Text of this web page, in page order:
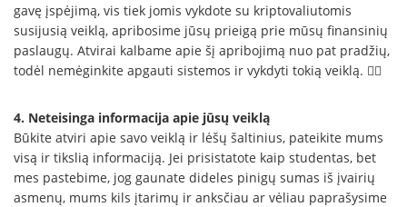
gavę įspėjimą, vis tiek jomis vykdote su kriptovaliutomis
susijusią veiklą, apribosime jūsų prieigą prie mūsų finansinių
paslaugų. Atvirai kalbame apie šį apribojimą nuo pat pradžių,
todėl nemėginkite apgauti sistemos ir vykdyti tokią veiklą. 🕵️‍♀️
4. Neteisinga informacija apie jūsų veiklą
Būkite atviri apie savo veiklą ir lėšų šaltinius, pateikite mums
visą ir tikslią informaciją. Jei prisistatote kaip studentas, bet
mes pastebime, jog gaunate dideles pinigų sumas iš įvairių
asmenų, mums kils įtarimų ir anksčiau ar vėliau paprašysime